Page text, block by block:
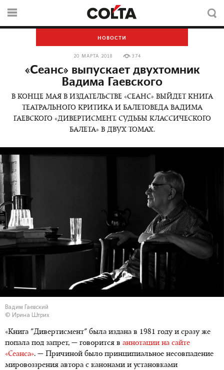
НОВОСТИ
20 МАРТА 2018 374
«Сеанс» выпускает двухтомник
Вадима Гаевского
В КОНЦЕ МАЯ В ИЗДАТЕЛЬСТВЕ «СЕАНС» ВЫЙДЕТ КНИГА
ТЕАТРАЛЬНОГО КРИТИКА И БАЛЕТОВЕДА ВАДИМА
ГАЕВСКОГО «ДИВЕРТИСМЕНТ. СУДЬБЫ КЛАССИЧЕСКОГО
БАЛЕТА» В ДВУХ ТОМАХ.
Вадим Гаевский
© Ирина Штрих
«Книга "Дивертисмент" была издана в 1981 году и сразу же
попала под запрет, — говорится в аннотации на сайте
«Сеанса». — Причиной было принципиальное несовпадение
мировоззрения автора с канонами и установками